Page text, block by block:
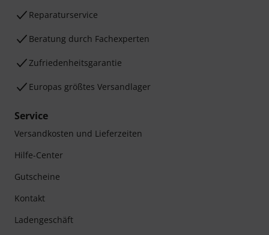
Reparaturservice
Beratung durch Fachexperten
Zufriedenheitsgarantie
Europas größtes Versandlager
Service
Versandkosten und Lieferzeiten
Hilfe-Center
Gutscheine
Kontakt
Ladengeschäft